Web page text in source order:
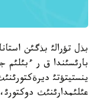
بذل تؤرالئ بذگئن
بارئسئندا ق ر ءبئلئم
ينستيتؤتئ
عئلئمدارئنئث